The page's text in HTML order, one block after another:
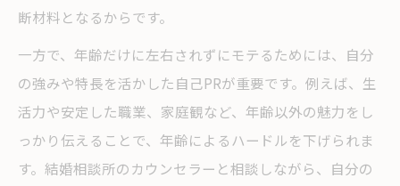
断材料となるからです。
一方で、年齢だけに左右されずにモテるためには、自分
の強みや特長を活かした自己PRが重要です。例えば、生
活力や安定した職業、家庭観など、年齢以外の魅力をし
っかり伝えることで、年齢によるハードルを下げられま
す。結婚相談所のカウンセラーと相談しながら、自分の